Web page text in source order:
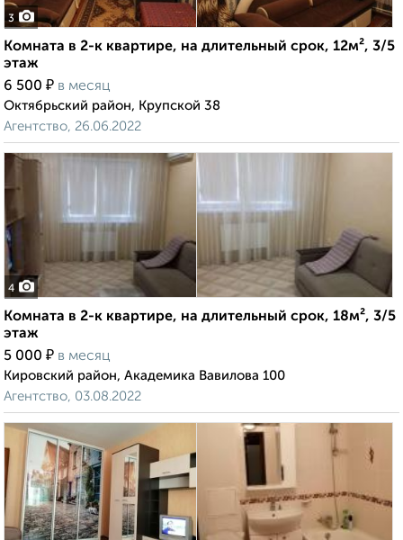
3
Комната в 2-к квартире, на длительный срок, 12м², 3/5
этаж
6 500 ₽ в месяц
Октябрьский район, Крупской 38
Агентство, 26.06.2022
4
Комната в 2-к квартире, на длительный срок, 18м², 3/5
этаж
5 000 ₽ в месяц
Кировский район, Академика Вавилова 100
Агентство, 03.08.2022